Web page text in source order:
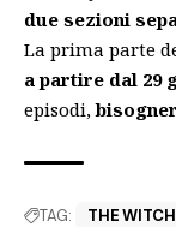
due sezioni
La prima parte
a partire dal 29
episodi,
TAG: THE